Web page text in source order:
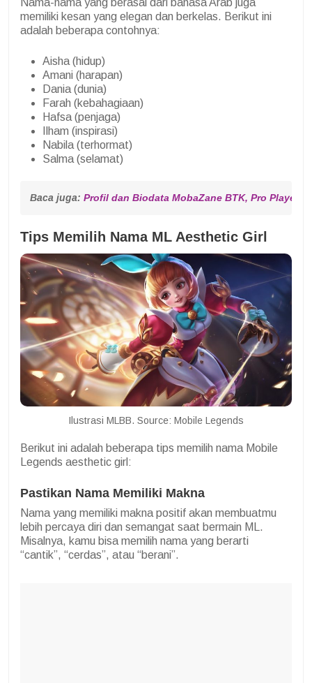
Nama-nama yang berasal dari bahasa Arab juga
memiliki kesan yang elegan dan berkelas. Berikut ini
adalah beberapa contohnya:
Aisha (hidup)
Amani (harapan)
Dania (dunia)
Farah (kebahagiaan)
Hafsa (penjaga)
Ilham (inspirasi)
Nabila (terhormat)
Salma (selamat)
Baca juga: Profil dan Biodata MobaZane BTK, Pro Player
Tips Memilih Nama ML Aesthetic Girl
Ilustrasi MLBB. Source: Mobile Legends
Berikut ini adalah beberapa tips memilih nama Mobile
Legends aesthetic girl:
Pastikan Nama Memiliki Makna
Nama yang memiliki makna positif akan membuatmu
lebih percaya diri dan semangat saat bermain ML.
Misalnya, kamu bisa memilih nama yang berarti
“cantik”, “cerdas”, atau “berani”.